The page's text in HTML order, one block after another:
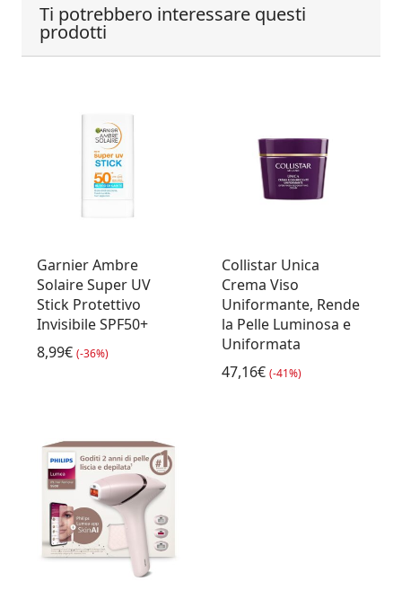
Ti potrebbero interessare questi
prodotti
Garnier Ambre
Solaire Super UV
Stick Protettivo
Invisibile SPF50+
8,99€ (-36%)
Collistar Unica
Crema Viso
Uniformante, Rende
la Pelle Luminosa e
Uniformata
47,16€ (-41%)